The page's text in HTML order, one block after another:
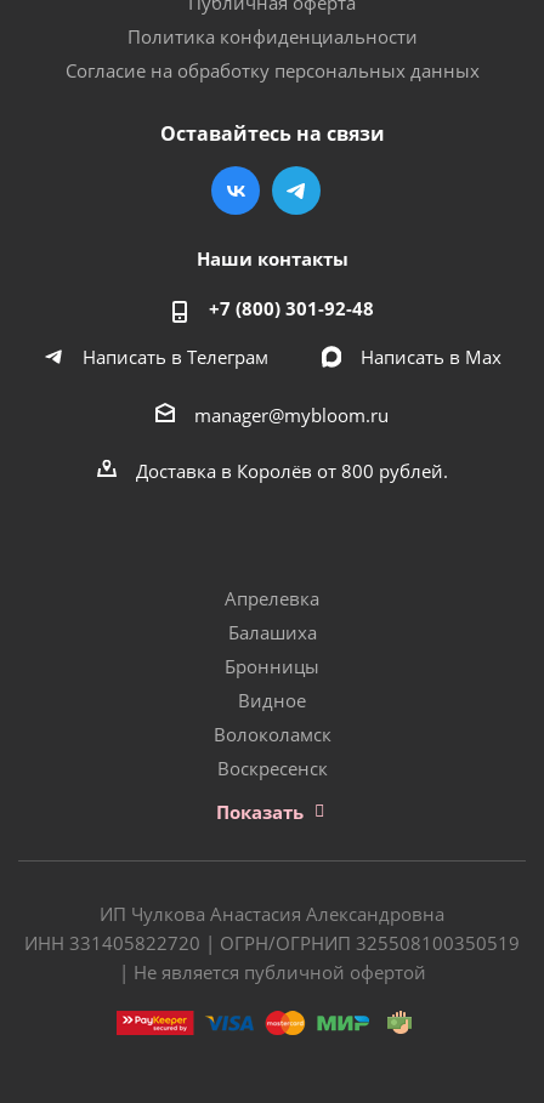
Политика конфиденциальности
Согласие на обработку персональных данных
Оставайтесь на связи
Наши контакты
+7 (800) 301-92-48
Написать в Телеграм
Написать в Мах
manager@mybloom.ru
Доставка в Королёв от 800 рублей.
Апрелевка
Балашиха
Бронницы
Видное
Волоколамск
Воскресенск
Показать
ИП Чулкова Анастасия Александровна
ИНН 331405822720 | ОГРН/ОГРНИП 325508100350519
| Не является публичной офертой